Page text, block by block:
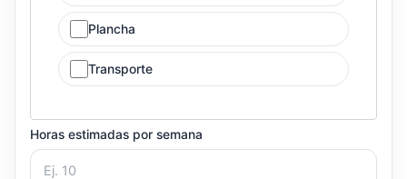
Plancha
Transporte
Horas estimadas por semana